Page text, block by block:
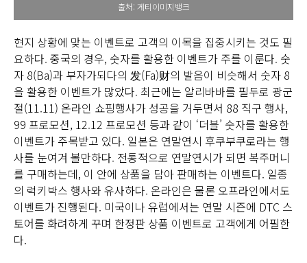
출처: 게티이미지뱅크
현지 상황에 맞는 이벤트로 고객의 이목을 집중시키는 것도 필
요하다. 중국의 경우, 숫자를 활용한 이벤트가 주를 이룬다. 숫
자 8(Ba)과 부자가되다의 发(Fa)财의 발음이 비슷해서 숫자 8
을 활용한 이벤트가 많았다. 최근에는 알리바바를 필두로 광군
절(11.11) 온라인 쇼핑행사가 성공을 거두면서 88 직구 행사,
99 프로모션, 12.12 프로모션 등과 같이 ‘더블’ 숫자를 활용한
이벤트가 주목받고 있다. 일본은 연말연시 후쿠부쿠로라는 행
사를 눈여겨 볼만하다. 전통적으로 연말연시가 되면 복주머니
를 구매하는데, 이 안에 상품을 담아 판매하는 이벤트다. 일종
의 럭키박스 행사와 유사하다. 온라인은 물론 오프라인에서도
이벤트가 진행된다. 미국이나 유럽에서는 연말 시즌에 DTC 스
토어를 화려하게 꾸며 한정판 상품 이벤트로 고객에게 어필한
다.